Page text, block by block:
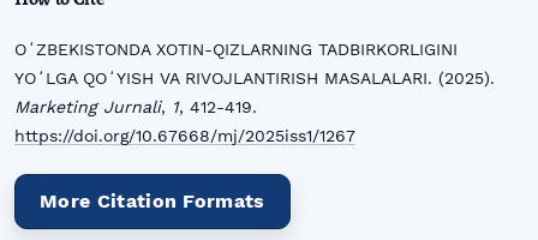
OʻZBEKISTONDA XOTIN-QIZLARNING TADBIRKORLIGINI
YOʻLGA QOʻYISH VA RIVOJLANTIRISH MASALALARI. (2025).
Marketing Jurnali, 1, 412-419.
https://doi.org/10.67668/mj/2025iss1/1267
More Citation Formats